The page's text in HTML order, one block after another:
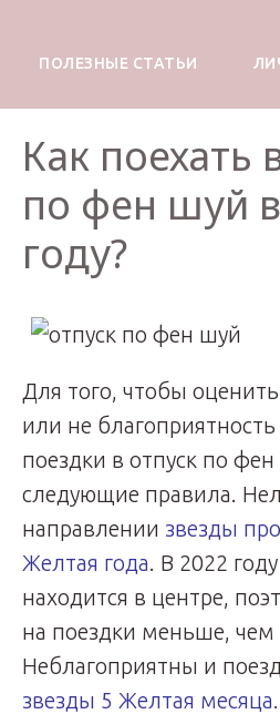
ПОЛЕЗНЫЕ СТАТЬИ
Как поехать
по фен шуй
году?
Для того, чтобы
или не
поездки в отпуск по
следующие правила.
направлении звезды
Желтая года. В 2022
находится в центре,
на поездки меньше, чем
Неблагоприятны и
звезды 5 Желтая месяца.